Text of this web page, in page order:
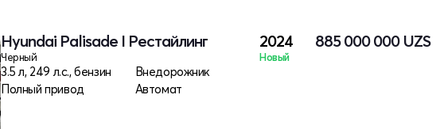
Hyundai Palisade I Рестайлинг
Черный
3.5 л, 249 л.с., бензин
Внедорожник
Полный привод
Автомат
2024
Новый
885 000 000 UZS